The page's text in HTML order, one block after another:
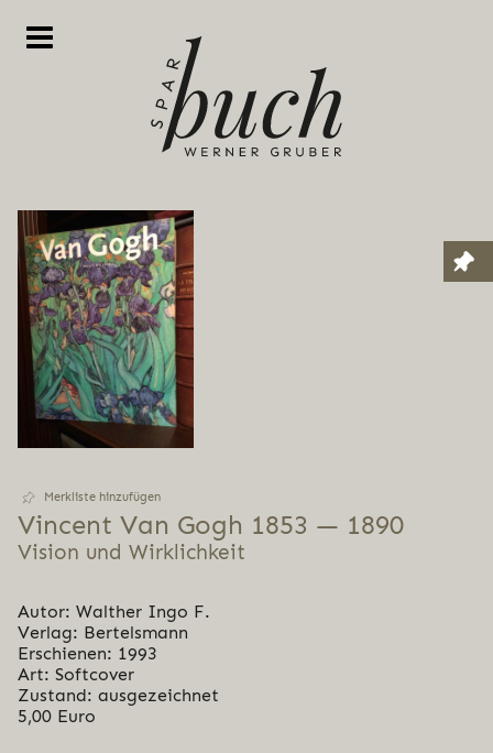
Merkliste hinzufügen
Vincent Van Gogh 1853 — 1890
Vision und Wirklichkeit
Autor: Walther Ingo F.
Verlag: Bertelsmann
Erschienen: 1993
Art: Softcover
Zustand: ausgezeichnet
5,00 Euro